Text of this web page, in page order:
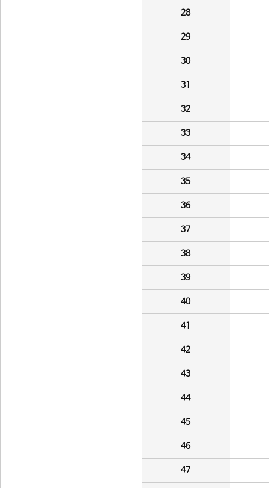
28
29
30
31
32
33
34
35
36
37
38
39
40
41
42
43
44
45
46
47